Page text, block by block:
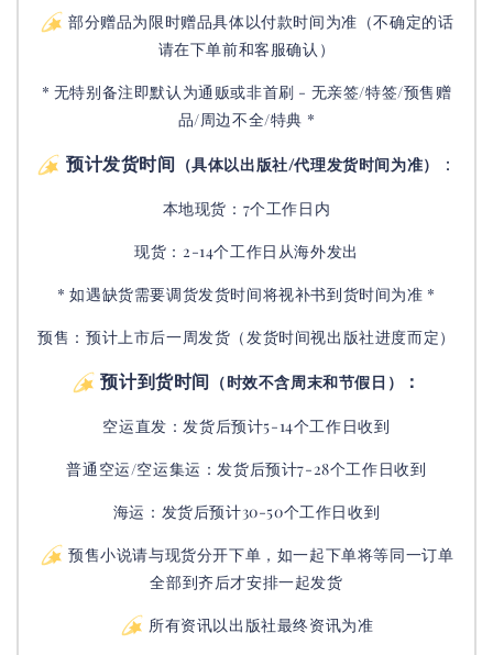
部分赠品为限时赠品具体以付款时间为准（不确定的话
请在下单前和客服确认）
* 无特别备注即默认为通贩或非首刷 - 无亲签/特签/预售赠
品/周边不全/特典 *
预计发货时间 （具体以出版社/代理发货时间为准） ：
本地现货：7个工作日内
现货：2-14个工作日从海外发出
* 如遇缺货需要调货发货时间将视补书到货时间为准 *
预售：预计上市后一周发货（发货时间视出版社进度而定）
预计到货时间 （时效不含周末和节假日） ：
空运直发： 发货后预计5-14个工作日收到
普通空运/空运集运： 发货后预计7-28个工作日收到
海运：发货后预计30-50个工作日收到
预售小说请与现货分开下单，如一起下单将等同一订单
全部到齐后才安排一起发货
所有资讯以出版社最终资讯为准